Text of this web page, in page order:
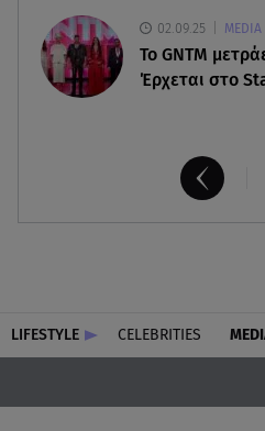
02.09.25 MEDIA
Το GNTM
Έρχεται στο
LIFESTYLE CELEBRITIES